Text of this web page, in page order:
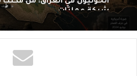
شبكةِ عمليّات